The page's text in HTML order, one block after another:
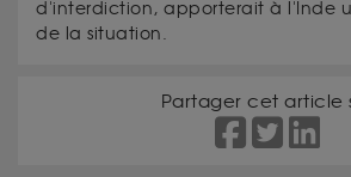
d'interdiction, apporterait à l'Inde
de la situation.
Partager cet article